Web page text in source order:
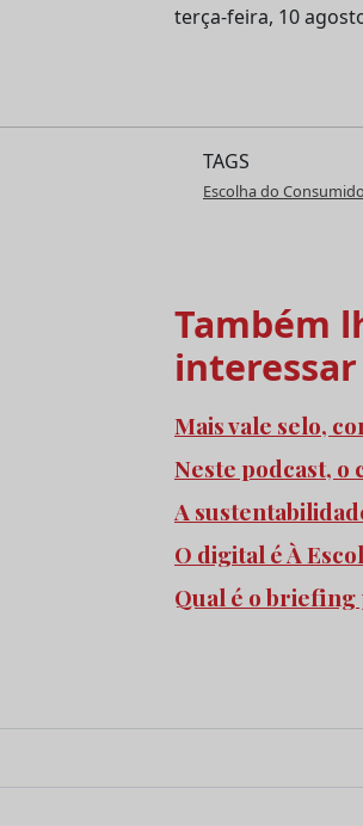
terça-feira, 10
TAGS
Escolha do
Também
interessar
Mais vale selo,
Neste podcast,
A
O digital é À
Qual é o